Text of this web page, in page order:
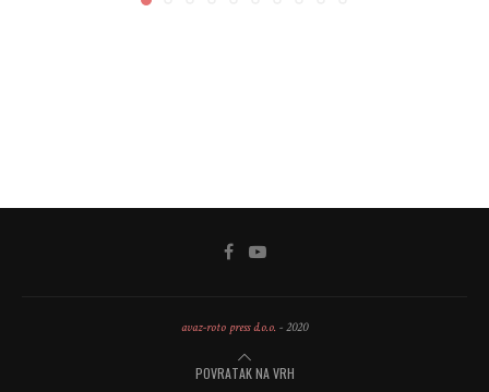
avaz-roto press d.o.o. - 2020
POVRATAK NA VRH